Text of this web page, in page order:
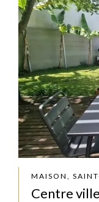
MAISON,
Centre